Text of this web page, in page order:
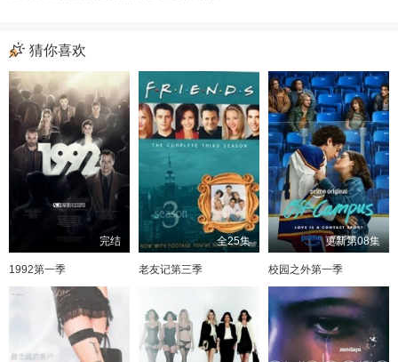
猜你喜欢
完结
1992第一季
全25集
老友记第三季
更新第08集
校园之外第一季